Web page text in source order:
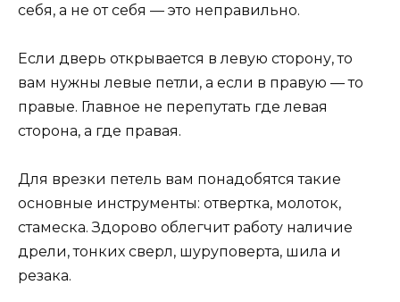
себя, а не от себя — это неправильно.
Если дверь открывается в левую сторону, то
вам нужны левые петли, а если в правую — то
правые. Главное не перепутать где левая
сторона, а где правая.
Для врезки петель вам понадобятся такие
основные инструменты: отвертка, молоток,
стамеска. Здорово облегчит работу наличие
дрели, тонких сверл, шуруповерта, шила и
резака.